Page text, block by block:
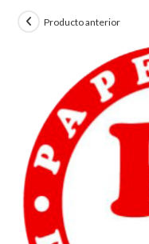
Producto anterior